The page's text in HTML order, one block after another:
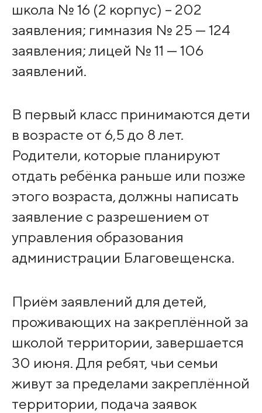
школа № 16 (2 корпус) – 202
заявления; гимназия № 25 — 124
заявления; лицей № 11 — 106
заявлений.
В первый класс принимаются дети
в возрасте от 6,5 до 8 лет.
Родители, которые планируют
отдать ребёнка раньше или позже
этого возраста, должны написать
заявление с разрешением от
управления образования
администрации Благовещенска.
Приём заявлений для детей,
проживающих на закреплённой за
школой территории, завершается
30 июня. Для ребят, чьи семьи
живут за пределами закреплённой
территории, подача заявок